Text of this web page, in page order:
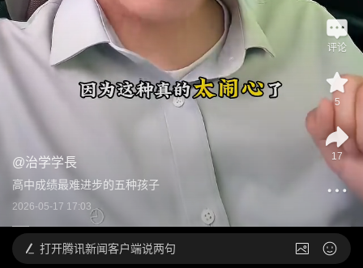
@治学学長
高中成绩最难进步的五种孩子
2026-05-17 17:03
评论
5
17
打开腾讯新闻客户端说两句